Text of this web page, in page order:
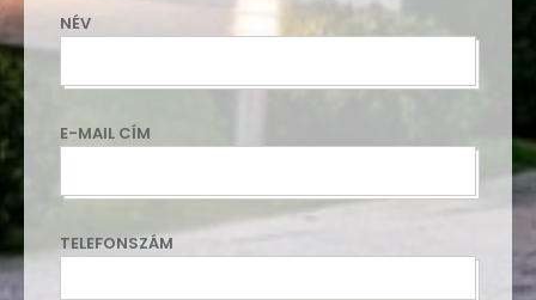
NÉV
E-MAIL CÍM
TELEFONSZÁM